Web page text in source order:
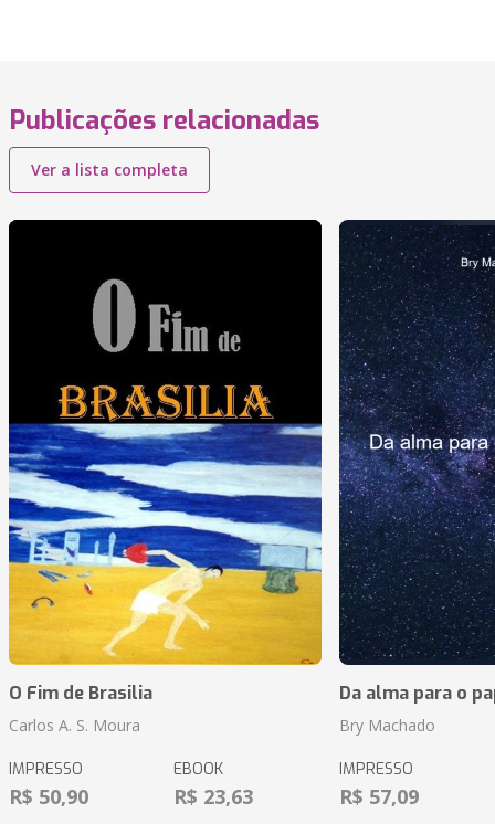
Publicações relacionadas
Ver a lista completa
O Fim de Brasilia
Carlos A. S. Moura
IMPRESSO
R$ 50,90
EBOOK
R$ 23,63
Da alma para o
Bry Machado
IMPRESSO
R$ 57,09